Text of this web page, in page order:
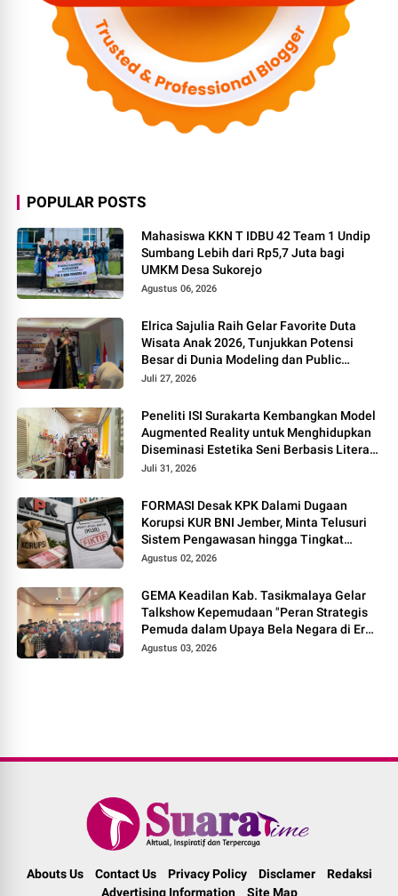
POPULAR POSTS
Mahasiswa KKN T IDBU 42 Team 1 Undip
Sumbang Lebih dari Rp5,7 Juta bagi
UMKM Desa Sukorejo
Agustus 06, 2026
Elrica Sajulia Raih Gelar Favorite Duta
Wisata Anak 2026, Tunjukkan Potensi
Besar di Dunia Modeling dan Public
Speaking
Juli 27, 2026
Peneliti ISI Surakarta Kembangkan Model
Augmented Reality untuk Menghidupkan
Diseminasi Estetika Seni Berbasis Literasi
Budaya Berkelanjutan
Juli 31, 2026
FORMASI Desak KPK Dalami Dugaan
Korupsi KUR BNI Jember, Minta Telusuri
Sistem Pengawasan hingga Tingkat
Direksi
Agustus 02, 2026
GEMA Keadilan Kab. Tasikmalaya Gelar
Talkshow Kepemudaan "Peran Strategis
Pemuda dalam Upaya Bela Negara di Era
Post-Truth"
Agustus 03, 2026
Abouts Us Contact Us Privacy Policy Disclamer
Redaksi
Advertising Information
Site Map